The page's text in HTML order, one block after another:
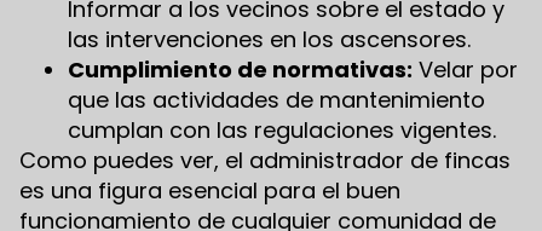
Informar a los vecinos sobre el estado y
las intervenciones en los ascensores.
Cumplimiento de normativas: Velar por
que las actividades de mantenimiento
cumplan con las regulaciones vigentes.
Como puedes ver, el administrador de fincas
es una figura esencial para el buen
funcionamiento de cualquier comunidad de